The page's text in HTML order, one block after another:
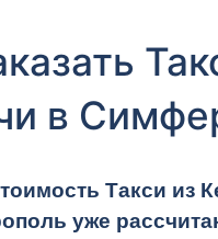
в
Такси из
уже